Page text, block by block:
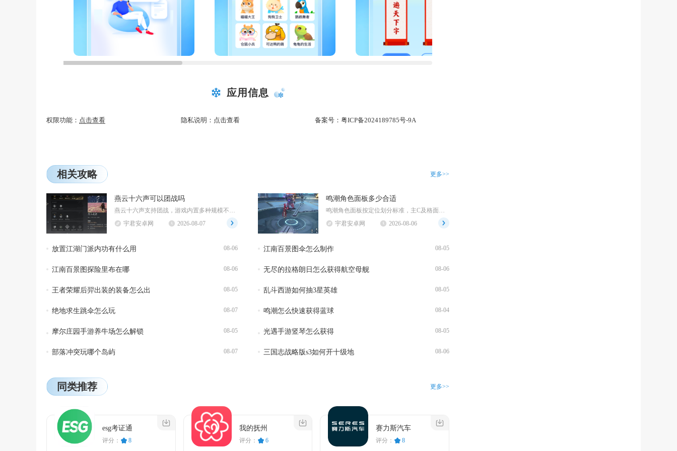
应用信息
权限功能： 点击查看 隐私说明： 点击查看 备案号：粤ICP备2024189785号-9A
相关攻略 更多>>
燕云十六声可以团战吗
宇君安卓网
2026-08-07
放置江湖门派内功有什么用 08-06
江南百景图探险里布在哪 08-06
王者荣耀后羿出装的装备怎么出 08-05
绝地求生跳伞怎么玩 08-07
摩尔庄园手游养牛场怎么解锁 08-05
部落冲突玩哪个岛屿 08-07
鸣潮角色面板多少合适
宇君安卓网
2026-08-06
江南百景图伞怎么制作 08-05
无尽的拉格朗日怎么获得航空母舰 08-06
乱斗西游如何抽3星英雄 08-05
鸣潮怎么快速获得蓝球 08-04
光遇手游竖琴怎么获得 08-05
三国志战略版s3如何开十级地 08-06
同类推荐 更多>>
esg考证通
评分： 8
我的抚州
评分： 6
赛力斯汽车
评分： 8